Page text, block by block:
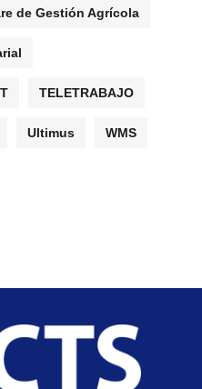
de Gestión Agrícola
TELETRABAJO
Ultimus WMS